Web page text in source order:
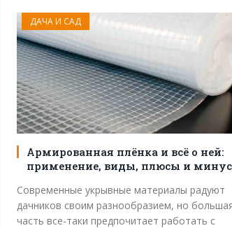
ДАЧА И САД
Армированная плёнка и всё о ней:
применение, виды, плюсы и
Современные укрывные материалы радуют
дачников своим разнообразием, но
часть все-таки предпочитает работать с